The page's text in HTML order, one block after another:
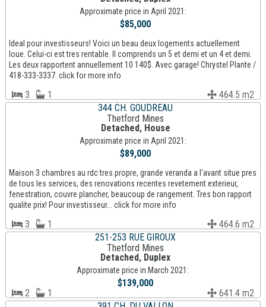
Approximate price in April 2021:
$85,000
Ideal pour investisseurs! Voici un beau deux logements actuellement
loue. Celui-ci est tres rentable. Il comprends un 5 et demi et un 4 et demi.
Les deux rapportent annuellement 10 140$. Avec garage! Chrystel Plante /
418-333-3337. click for more info
3 1
464.5 m2
344 CH. GOUDREAU
Thetford Mines
Detached, House
Approximate price in April 2021:
$89,000
Maison 3 chambres au rdc tres propre, grande veranda a l'avant situe pres
de tous les services, des renovations recentes revetement exterieur,
fenestration, couvre plancher, beaucoup de rangement. Tres bon rapport
qualite prix! Pour investisseur... click for more info
3 1
464.6 m2
251-253 RUE GIROUX
Thetford Mines
Detached, Duplex
Approximate price in March 2021:
$139,000
2
1
641.4 m2